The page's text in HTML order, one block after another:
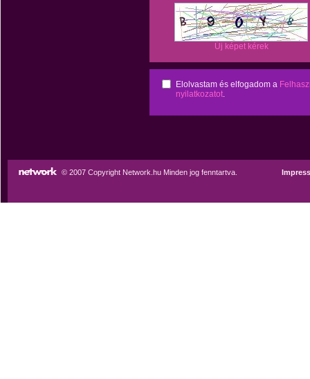
Új képet kérek
Elolvastam és elfogadom a
nyilatkozatot.
© 2007 Copyright Network.hu Minden jog fenntartva.